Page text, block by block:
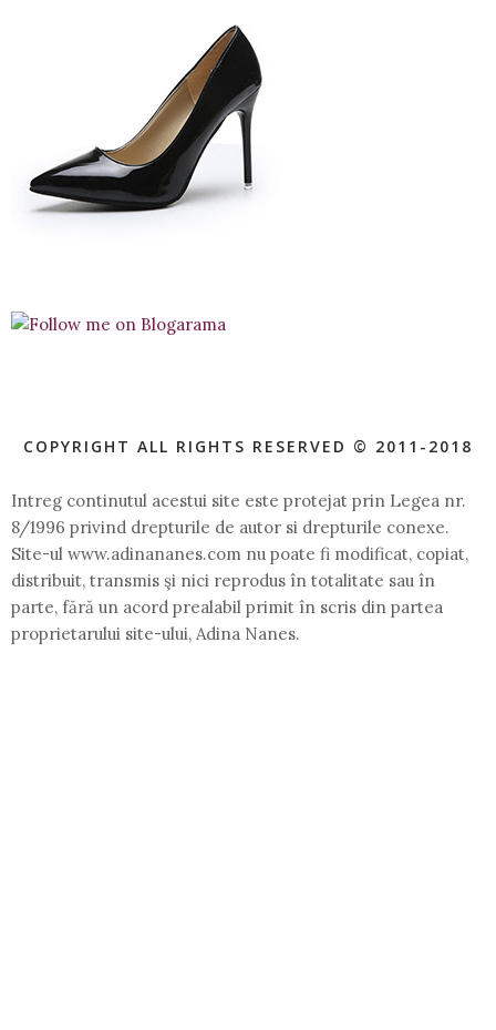
COPYRIGHT ALL RIGHTS RESERVED © 2011-2018
Intreg continutul acestui site este protejat prin Legea nr.
8/1996 privind drepturile de autor si drepturile conexe.
Site-ul www.adinananes.com nu poate fi modificat, copiat,
distribuit, transmis şi nici reprodus în totalitate sau în
parte, fără un acord prealabil primit în scris din partea
proprietarului site-ului, Adina Nanes.